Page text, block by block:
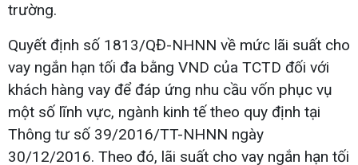
trường.
Quyết định số 1813/QĐ-NHNN về mức lãi suất cho
vay ngắn hạn tối đa bằng VND của TCTD đối với
khách hàng vay để đáp ứng nhu cầu vốn phục vụ
một số lĩnh vực, ngành kinh tế theo quy định tại
Thông tư số 39/2016/TT-NHNN ngày
30/12/2016. Theo đó, lãi suất cho vay ngắn hạn tối